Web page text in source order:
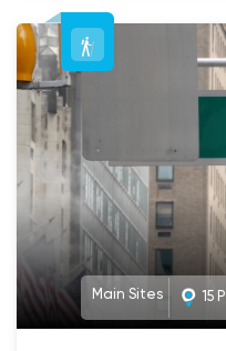
heritage, and plenty of
Starting from the
National Park, your
vast, mysterious
Tamiami Trail,
culture, spotting sun-
and marveling at the
Cypress National
the charming Gulf
Chokoloskee, where
offering a glimpse into
Prepare for an
and by wild, we mean
sunbathing like they
playing hide-and-seek
tour is your ticket to an
Player
Main Sites 15